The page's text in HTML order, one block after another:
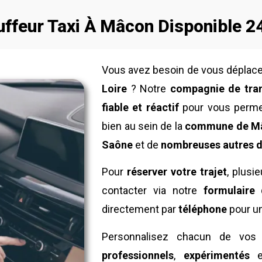
Taxi À Mâcon Disponible
Vous avez besoin de vous
Loire ? Notre compagnie de
fiable et réactifpour vous
bien au sein de la commune de
Saône et de nombreuses autres
Pour réserver votre trajet,
contacter via notre formulaire
directement partéléphone pour
Personnalisez chacun de
professionnels, expérimentés